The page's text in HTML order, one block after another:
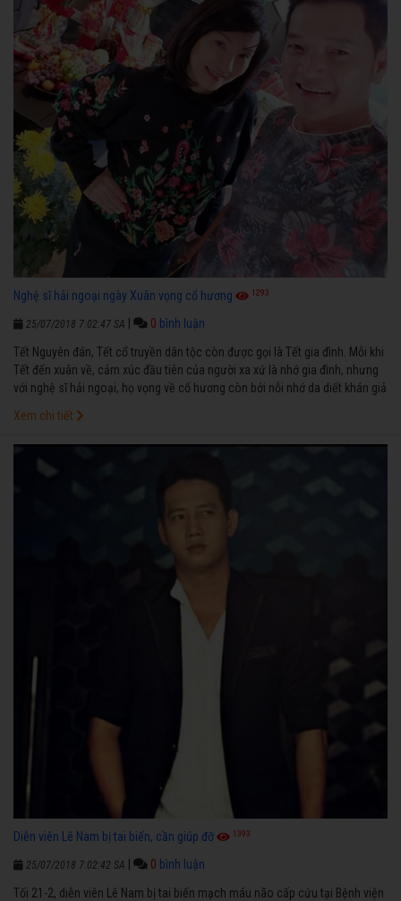
Nghệ sĩ hải ngoại ngày Xuân vọng cổ hương 1293
25/07/2018 7:02:47 SA 0 bình luận
Tết Nguyên đán, Tết cổ truyền dân tộc còn được gọi là Tết gia đình. Mỗi khi
Tết đến xuân về, cảm xúc đầu tiên của người xa xứ là nhớ gia đình, nhưng
với nghệ sĩ hải ngoại, họ vọng về cố hương còn bởi nỗi nhớ da diết khán giả
Xem chi tiết
Diễn viên Lê Nam bị tai biến, cần giúp đỡ 1393
25/07/2018 7:02:42 SA 0 bình luận
Tối 21-2, diễn viên Lê Nam bị tai biến mạch máu não cấp cứu tại Bệnh viện